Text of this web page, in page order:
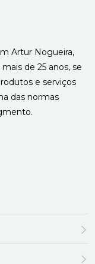
Artur Nogueira,
de 25 anos, se
e serviços
das normas